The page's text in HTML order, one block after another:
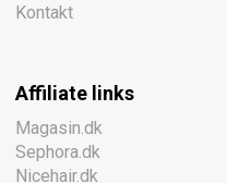
Kontakt
Affiliate links
Magasin.dk
Sephora.dk
Nicehair.dk